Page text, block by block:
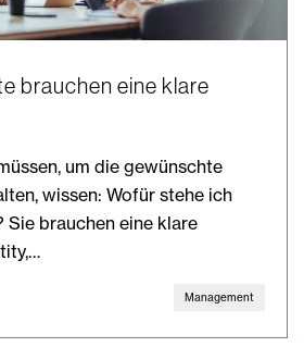
brauchen eine klare
um die gewünschte
wissen: Wofür stehe ich
Sie brauchen eine klare
Management